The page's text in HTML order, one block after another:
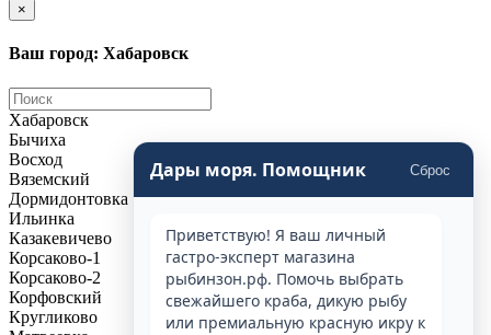
Дары моря. Помощник Сброс
Приветствую! Я ваш личный
гастро-эксперт магазина
рыбинзон.рф. Помочь выбрать
свежайшего краба, дикую рыбу
или премиальную красную икру к
×
Ваш город: Хабаровск
Хабаровск
Бычиха
Восход
Вяземский
Дормидонтовка
Ильинка
Казакевичево
Корсаково-1
Корсаково-2
Корфовский
Кругликово